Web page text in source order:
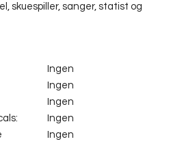
skuespiller, sanger, statist og
Ingen
Ingen
Ingen
Ingen
Ingen